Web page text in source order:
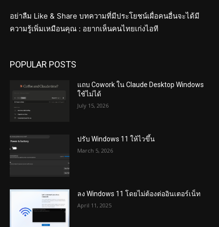
อย่าลืม Like & Share บทความที่มีประโยชน์เผื่อคนอื่นจะได้มี
ความรู้เพิ่มเหมือนคุณ : อยากเห็นคนไทยเก่งไอที
POPULAR POSTS
แถบ Cowork ใน Claude Desktop Windows
ใช้ไม่ได้
July 15, 2026
ปรับ Windows 11 ให้ไวขึ้น
March 5, 2026
ลง Windows 11 โดยไม่ต้องต่ออินเตอร์เน็ท
April 11, 2025